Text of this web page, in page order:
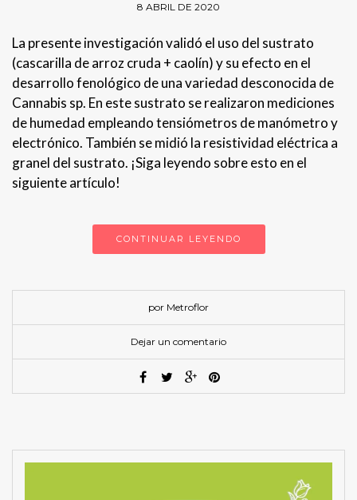
8 ABRIL DE 2020
La presente investigación validó el uso del sustrato
(cascarilla de arroz cruda + caolín) y su efecto en el
desarrollo fenológico de una variedad desconocida de
Cannabis sp. En este sustrato se realizaron mediciones
de humedad empleando tensiómetros de manómetro y
electrónico. También se midió la resistividad eléctrica a
granel del sustrato. ¡Siga leyendo sobre esto en el
siguiente artículo!
CONTINUAR LEYENDO
por Metroflor
Dejar un comentario